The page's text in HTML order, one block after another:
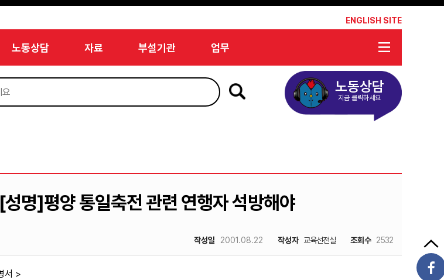
ENGLISH SITE
노동상담 자료 부설기관 업무
노동상담
지금 클릭하세요
[성명]평양 통일축전 관련 연행자 석방해야
작성일 2001.08.22 작성자 교육선전실 조회수 2532
서 >